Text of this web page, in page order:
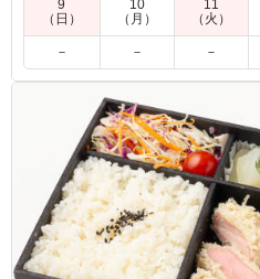
味付けされた牛タンとハラミ
は流石の利休さんでした。ハ
いなとも思いますが、この価
います。またお肉リクエスト
いただきます。
ご利用シーン：会食・接待›MR
東京都港区虎ノ門2025/06/05
9
（日）
10
（月）
11
（火）
－ － －